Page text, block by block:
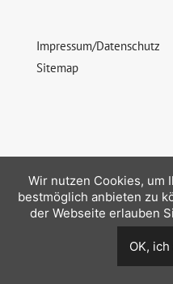
Impressum/Datenschutz
Sitemap
Folgen Sie uns auf
© 2026
Wir nutzen Cookies, um
bestmöglich anbieten zu
der Webseite erlauben
OK,